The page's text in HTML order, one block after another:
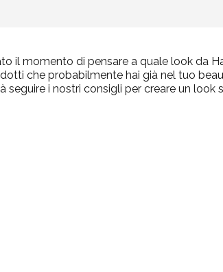
il momento di pensare a quale look da
che probabilmente hai già nel tuo
seguire i nostri consigli per creare un